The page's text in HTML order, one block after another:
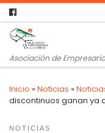
Asociación de
Inicio »Noticias »
discontinuos ganan ya
NOTICIAS